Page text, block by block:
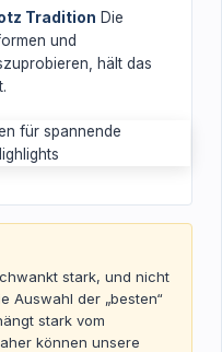
Tradition Die
und
hält das
stark, und nicht
Auswahl der „besten“
stark vom
können unsere